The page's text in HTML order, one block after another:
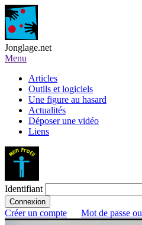
Jonglage.net
Menu
Articles
Outils et logiciels
Une figure au hasard
Actualités
Déposer une vidéo
Liens
Identifiant
Créer un compte Mot de passe